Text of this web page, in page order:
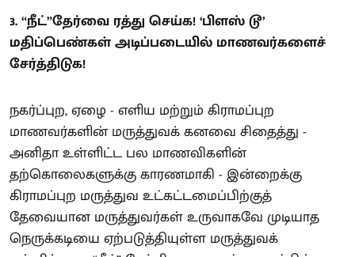
3. “நீட்”தேர்வை ரத்து செய்க! ‘பிளஸ் டூ’
மதிப்பெண்கள் அடிப்படையில் மாணவர்களைச்
சேர்த்திடுக!
நகர்ப்புற, ஏழை - எளிய மற்றும் கிராமப்புற
மாணவர்களின் மருத்துவக் கனவை சிதைத்து -
அனிதா உள்ளிட்ட பல மாணவிகளின்
தற்கொலைகளுக்கு காரணமாகி - இன்றைக்கு
கிராமப்புற மருத்துவ உட்கட்டமைப்பிற்குத்
தேவையான மருத்துவர்கள் உருவாகவே முடியாத
நெருக்கடியை ஏற்படுத்தியுள்ள மருத்துவக்